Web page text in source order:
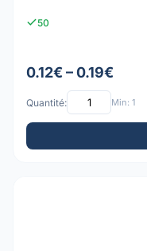
50
0.12€ – 0.19€
Quantité: Min: 1